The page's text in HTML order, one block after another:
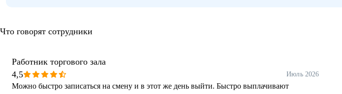
Что говорят сотрудники
Работник торгового зала
4,5
Июль 2026
Можно быстро записаться на смену и в этот же день выйти. Быстро выплачивают